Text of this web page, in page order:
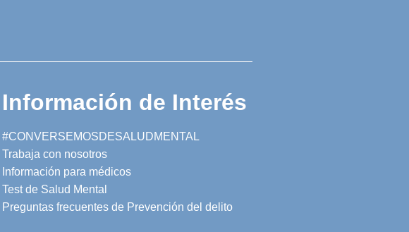
Información de Interés
#CONVERSEMOSDESALUDMENTAL
Trabaja con nosotros
Información para médicos
Test de Salud Mental
Preguntas frecuentes de Prevención del delito